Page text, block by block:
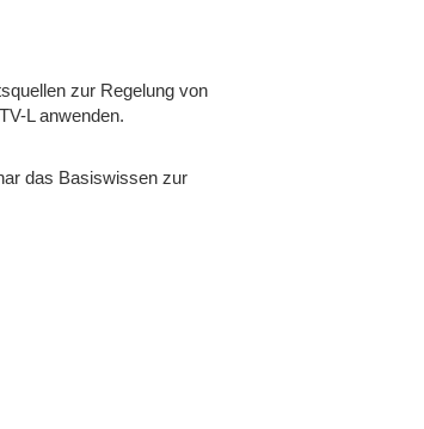
zur Regelung von
L anwenden.
das Basiswissen zur